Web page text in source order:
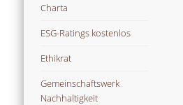
Charta
ESG-Ratings kostenlos
Ethikrat
Gemeinschaftswerk
Nachhaltigkeit